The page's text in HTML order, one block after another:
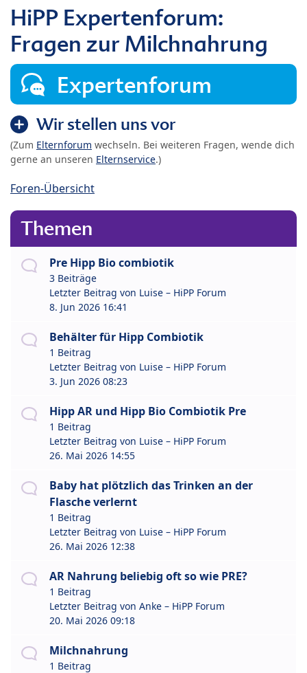
HiPP Expertenforum:
Fragen zur Milchnahrung
Expertenforum
Wir stellen uns vor
(Zum Elternforum wechseln. Bei weiteren Fragen, wende dich
gerne an unseren Elternservice.)
Foren-Übersicht
Themen
Pre Hipp Bio combiotik
3 Beiträge
Letzter Beitrag von Luise – HiPP Forum
8. Jun 2026 16:41
Behälter für Hipp Combiotik
1 Beitrag
Letzter Beitrag von Luise – HiPP Forum
3. Jun 2026 08:23
Hipp AR und Hipp Bio Combiotik Pre
1 Beitrag
Letzter Beitrag von Luise – HiPP Forum
26. Mai 2026 14:55
Baby hat plötzlich das Trinken an der
Flasche verlernt
1 Beitrag
Letzter Beitrag von Luise – HiPP Forum
26. Mai 2026 12:38
AR Nahrung beliebig oft so wie PRE?
1 Beitrag
Letzter Beitrag von Anke – HiPP Forum
20. Mai 2026 09:18
Milchnahrung
1 Beitrag